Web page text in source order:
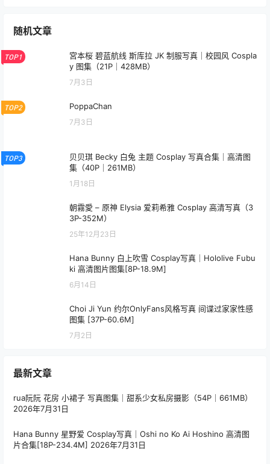
随机文章
TOP1
宮本桜 碧蓝航线 斯库拉 JK 制服写真｜校园风 Cospla
y 图集（21P｜428MB）
7月3日
TOP2 PoppaChan
7月3日
TOP3
贝贝琪 Becky 白兔 主题 Cosplay 写真合集｜高清图
集（40P｜261MB）
1月18日
朝霧愛 – 原神 Elysia 爱莉希雅 Cosplay 高清写真（3
3P-352M）
25年12月23日
Hana Bunny 白上吹雪 Cosplay写真｜Hololive Fubu
ki 高清图片图集[8P-18.9M]
6月14日
Choi Ji Yun 约尔OnlyFans风格写真 间谍过家家性感
图集 [37P-60.6M]
7月2日
最新文章
rua阮阮 花房 小裙子 写真图集｜甜系少女私房摄影（54P｜661MB）
2026年7月31日
Hana Bunny 星野爱 Cosplay写真｜Oshi no Ko Ai Hoshino 高清图
片合集[18P-234.4M] 2026年7月31日